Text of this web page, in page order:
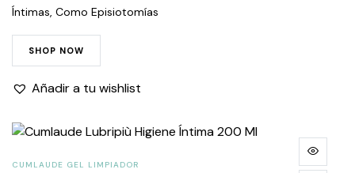
Íntimas, Como Episiotomías
SHOP NOW
Añadir a tu wishlist
CUMLAUDE GEL LIMPIADOR